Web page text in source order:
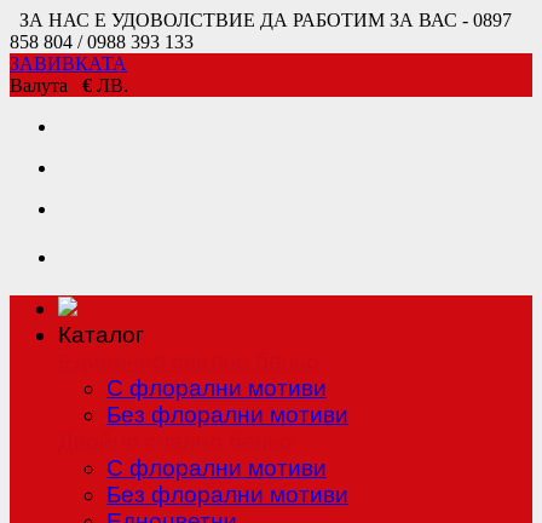
ЗА НАС Е УДОВОЛСТВИЕ ДА РАБОТИМ ЗА ВАС - 0897
858 804 / 0988 393 133
ЗАВИВКАТА
Валута € ЛВ.
Каталог
С флорални мотиви
Без флорални мотиви
С флорални мотиви
Без флорални мотиви